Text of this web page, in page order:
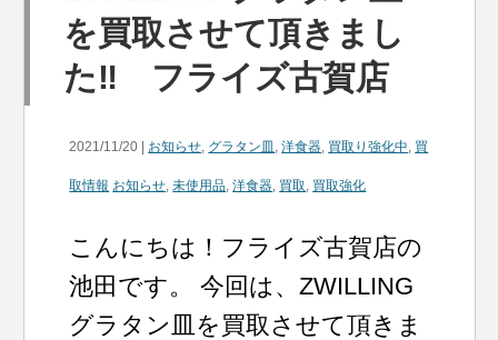
を買取させて頂きまし
た‼ フライズ古賀店
2021/11/20 | お知らせ, グラタン皿 ,洋食器, 買取り強化中, 買
取情報 お知らせ,未使用品,洋食器, 買取, 買取強化
こんにちは！フライズ古賀店の
池田です。 今回は、ZWILLING
グラタン皿を買取させて頂きま